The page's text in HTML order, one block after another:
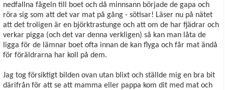
nedfallna fågeln till boet och då minnsann började de gapa och
röra sig som att det var mat på gång - sötisar! Läser nu på nätet
att det troligen är en björktrastunge och att om de har fjädrar och
verkar pigga (och det var denna verkligen) så kan man låta de
ligga för de lämnar boet ofta innan de kan flyga och får mat ändå
för föräldrarna har koll på dem.
Jag tog försiktigt bilden ovan utan blixt och ställde mig en bra bit
därifrån för att se att mamma eller pappa kom dit med mat och